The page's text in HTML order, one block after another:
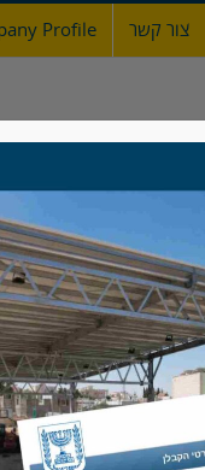
צור קשר Profile
ברזל שערים
וחינוך / מרכז ספורט